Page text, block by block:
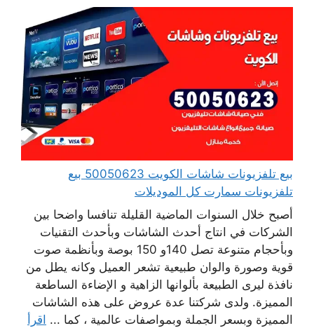
بيع تلفزيونات شاشات الكويت 50050623 بيع
تلفزيونات سمارت كل الموديلات
أصبح خلال السنوات الماضية القليلة تنافسا واضحا بين
الشركات في انتاج أحدث الشاشات وبأحدث التقنيات
وبأحجام متنوعة تصل 140و 150 بوصة وبأنظمة صوت
قوية وصورة والوان طبيعية تشعر العميل وكانه يطل من
نافذة ليرى الطبيعة بألوانها الزاهية و الإضاءة الساطعة
المميزة. ولدى شركتنا عدة عروض على هذه الشاشات
المميزة وبسعر الجملة وبمواصفات عالمية ، كما ... اقرأ